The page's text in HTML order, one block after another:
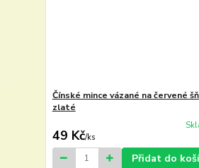
Čínské mince vázané na červené
zlaté
49 Kč/ks
Přidat do